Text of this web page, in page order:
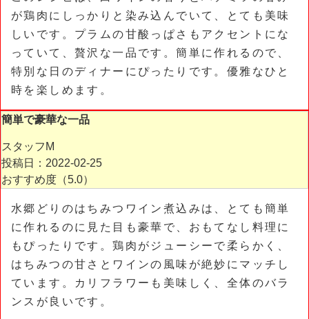
が鶏肉にしっかりと染み込んでいて、とても美味
しいです。プラムの甘酸っぱさもアクセントにな
っていて、贅沢な一品です。簡単に作れるので、
特別な日のディナーにぴったりです。優雅なひと
時を楽しめます。
簡単で豪華な一品
スタッフM
投稿日：2022-02-25
おすすめ度（5.0）
水郷どりのはちみつワイン煮込みは、とても簡単
に作れるのに見た目も豪華で、おもてなし料理に
もぴったりです。鶏肉がジューシーで柔らかく、
はちみつの甘さとワインの風味が絶妙にマッチし
ています。カリフラワーも美味しく、全体のバラ
ンスが良いです。